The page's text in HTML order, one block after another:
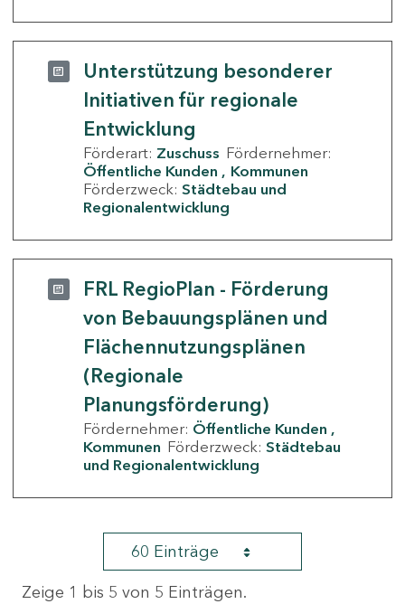
Unterstützung besonderer
Initiativen für regionale
Entwicklung
Förderart: Zuschuss Fördernehmer:
Öffentliche Kunden
Kommunen
Förderzweck: Städtebau und
Regionalentwicklung
FRL RegioPlan - Förderung
von Bebauungsplänen und
Flächennutzungsplänen
(Regionale
Planungsförderung)
Fördernehmer: Öffentliche Kunden
Kommunen Förderzweck: Städtebau
und Regionalentwicklung
60 Einträge
Zeige 1 bis 5 von 5 Einträgen.